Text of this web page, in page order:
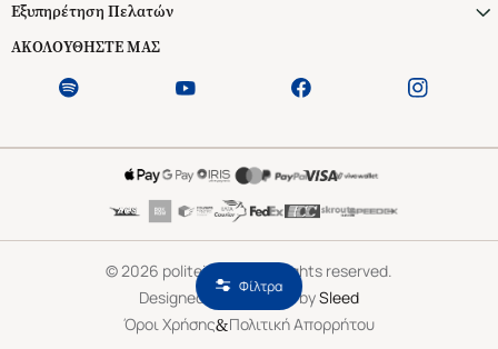
Φίλτρα
Εξυπηρέτηση Πελατών
ΑΚΟΛΟΥΘΗΣΤΕ ΜΑΣ
©2026 politeianet.gr All rights reserved.
Designed & Developed bySleed
Όροι Χρήσης&Πολιτική Απορρήτου